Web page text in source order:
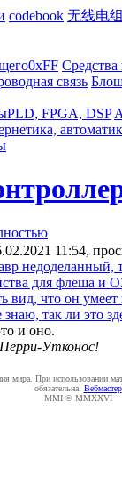
codebook 无线电
0xFF Средства
связь
PLD, FPGA, DSP
11:54,
недоделанный,
для флеша и
вид, что он
так ли это
и оно.
Утконос!
мира. При использовании
обязательна. Вебмастер
MMI © MMXXVI